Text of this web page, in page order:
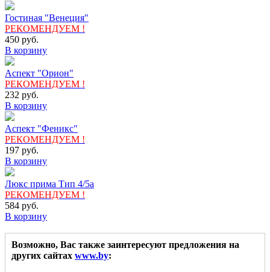
Гостиная "Венеция"
РЕКОМЕНДУЕМ !
450 руб.
В корзину
Аспект "Орион"
РЕКОМЕНДУЕМ !
232 руб.
В корзину
Аспект "Феникс"
РЕКОМЕНДУЕМ !
197 руб.
В корзину
Люкс прима Тип 4/5а
РЕКОМЕНДУЕМ !
584 руб.
В корзину
Возможно, Вас также заинтересуют предложения на
других сайтах www.by: